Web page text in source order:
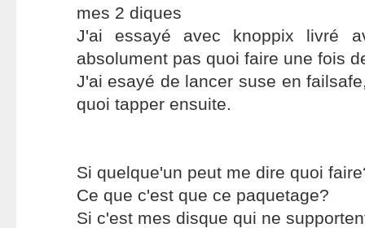
mes 2 diques
J'ai essayé avec knoppix livré
absolument pas quoi faire une fois
J'ai esayé de lancer suse en
quoi tapper ensuite.
Si quelque'un peut me dire quoi
Ce que c'est que ce paquetage?
Si c'est mes disque qui ne